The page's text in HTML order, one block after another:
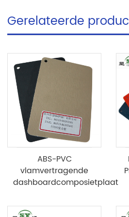
Gerelateerde
ABS-PVC
vlamvertragende
dashboardcomposietplaat